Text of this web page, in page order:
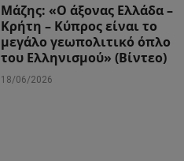
Μάζης: «Ο άξονας Ελλάδα –
Κρήτη – Κύπρος είναι το
μεγάλο γεωπολιτικό όπλο
του Ελληνισμού» (Βίντεο)
18/06/2026